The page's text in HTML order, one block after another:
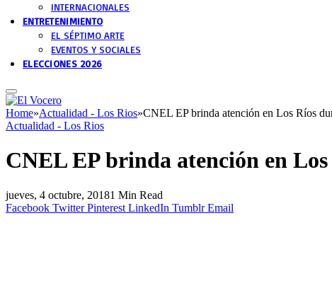
INTERNACIONALES
ENTRETENIMIENTO
EL SÉPTIMO ARTE
EVENTOS Y SOCIALES
ELECCIONES 2026
Home»Actualidad - Los Rios»CNEL EP brinda atención en Los Ríos
Actualidad - Los Rios
CNEL EP brinda atención en
jueves, 4 octubre, 20181 Min Read
Facebook Twitter Pinterest LinkedIn Tumblr Email